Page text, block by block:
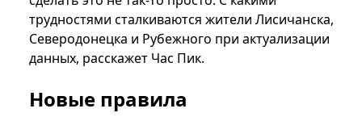
трудностями сталкиваются жители Лисичанска,
Северодонецка и Рубежного при актуализации
данных, расскажет Час Пик.
Новые правила